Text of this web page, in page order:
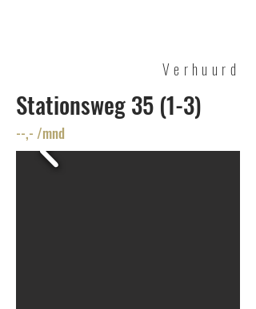
Verhuurd
Stationsweg 35 (1-3)
--,- /mnd